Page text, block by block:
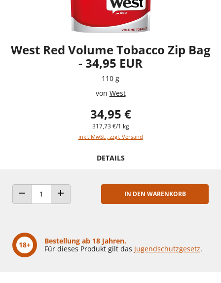
West Red Volume Tobacco Zip Bag
- 34,95 EUR
110 g
von West
34,95 €
317,73 €/1 kg
inkl. MwSt., zzgl. Versand
DETAILS
ANZAHL VERRINGERNANZAHL ERHÖHEN
IN DEN WARENKORB
18+
Bestellung ab 18 Jahren.
Für dieses Produkt gilt das Jugendschutzgesetz.